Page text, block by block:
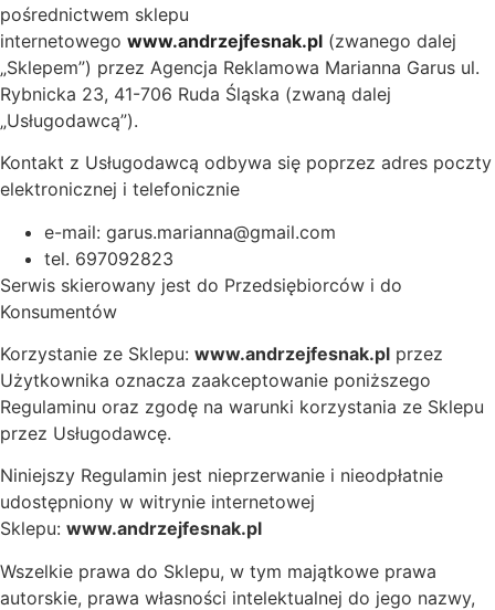
pośrednictwem sklepu
internetowego www.andrzejfesnak.pl (zwanego dalej
„Sklepem”) przez Agencja Reklamowa Marianna Garus ul.
Rybnicka 23, 41-706 Ruda Śląska (zwaną dalej
„Usługodawcą”).
Kontakt z Usługodawcą odbywa się poprzez adres poczty
elektronicznej i telefonicznie
e-mail: garus.marianna@gmail.com
tel. 697092823
Serwis skierowany jest do Przedsiębiorców i do
Konsumentów
Korzystanie ze Sklepu: www.andrzejfesnak.pl przez
Użytkownika oznacza zaakceptowanie poniższego
Regulaminu oraz zgodę na warunki korzystania ze Sklepu
przez Usługodawcę.
Niniejszy Regulamin jest nieprzerwanie i nieodpłatnie
udostępniony w witrynie internetowej
Sklepu: www.andrzejfesnak.pl
Wszelkie prawa do Sklepu, w tym majątkowe prawa
autorskie, prawa własności intelektualnej do jego nazwy,